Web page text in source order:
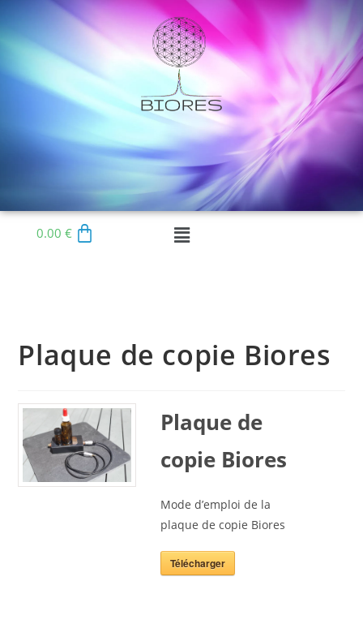
0.00 €
Plaque de copie Biores
Plaque de
copie Biores
Mode d’emploi de la
plaque de copie Biores
Télécharger